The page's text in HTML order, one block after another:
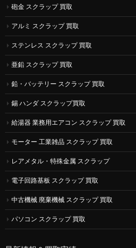
砲金 スクラップ 買取
アルミ スクラップ 買取
ステンレス スクラップ 買取
亜鉛 スクラップ 買取
鉛・バッテリー スクラップ 買取
錫 ハンダ スクラップ買取
給湯器 業務用エアコン スクラップ 買取
モーター 工業雑品 スクラップ 買取
レアメタル・特殊金属 スクラップ
電子回路基板 スクラップ 買取
中古機械 廃棄機械 スクラップ 買取
パソコン スクラップ 買取